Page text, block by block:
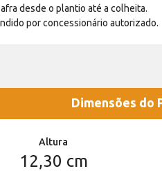
desde o plantio até a colheita.
por concessionário autorizado.
Dimensões do
Altura
12,30 cm